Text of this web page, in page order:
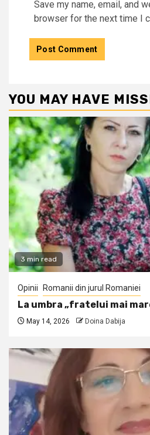
Save my name, email, and
browser for the next time I
YOU MAY HAVE
3 min read
Opinii Romanii din jurul Romaniei
La umbra „fratelui mai
May 14, 2026 Doina Dabija